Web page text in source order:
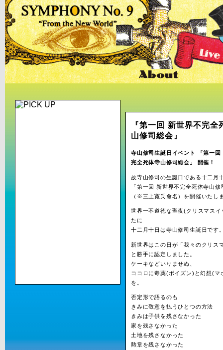
『第一回 新世界不完全
山修司総会』
寺山修司生誕日イベント 「第一回
完全死体寺山修司総会」 開催！
故寺山修司の生誕日である十二月
「第一回 新世界不完全死体寺山修
（※三上寛氏命名）を開催いたし
世界一不道徳な聖夜(クリスマスイ
たに
十二月十日は寺山修司生誕日です
新世界はこの日が「我々のクリス
と勝手に認定しました。
ケーキなどいりませぬ、
ココロに毒薬(ポイズン)と幻想(マ
を。
否定形で語るのも
きみに敬意を払うひとつの方法
きみは子供を残さなかった
家を残さなかった
土地を残さなかった
勲章を残さなかった